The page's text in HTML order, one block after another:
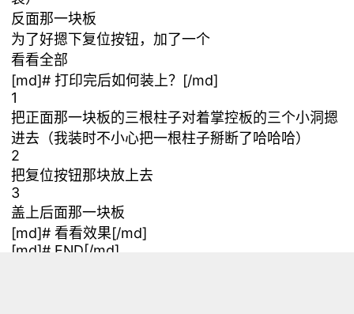
反面那一块板
为了好摁下复位按钮，加了一个
看看全部
[md]# 打印完后如何装上？[/md]
1
把正面那一块板的三根柱子对着掌控板的三个小洞摁
进去（我装时不小心把一根柱子掰断了哈哈哈）
2
把复位按钮那块放上去
3
盖上后面那一块板
[md]# 看看效果[/md]
[md]# END[/md]